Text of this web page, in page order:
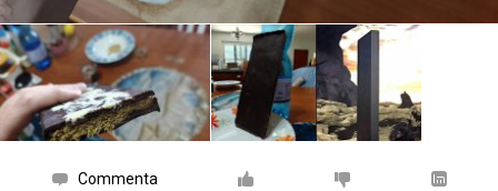
Commenta